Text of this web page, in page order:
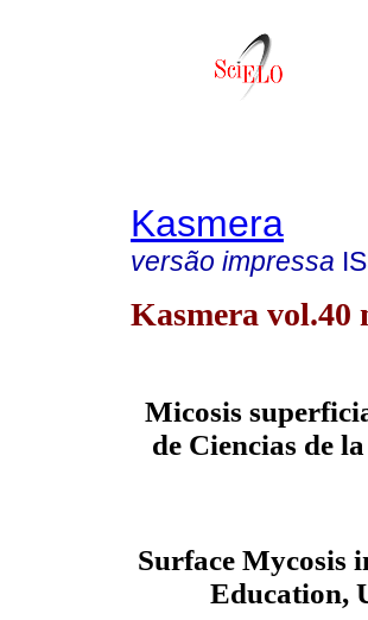
Kasmera
versão impressa
Kasmera vol.40
Micosis
de Ciencias de
Surface Mycosis
Education,